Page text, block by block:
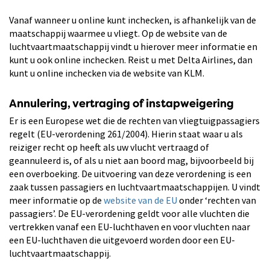
Vanaf wanneer u online kunt inchecken, is afhankelijk van de
maatschappij waarmee u vliegt. Op de website van de
luchtvaartmaatschappij vindt u hierover meer informatie en
kunt u ook online inchecken. Reist u met Delta Airlines, dan
kunt u online inchecken via de website van KLM.
Annulering, vertraging of instapweigering
Er is een Europese wet die de rechten van vliegtuigpassagiers
regelt (EU-verordening 261/2004). Hierin staat waar u als
reiziger recht op heeft als uw vlucht vertraagd of
geannuleerd is, of als u niet aan boord mag, bijvoorbeeld bij
een overboeking. De uitvoering van deze verordening is een
zaak tussen passagiers en luchtvaartmaatschappijen. U vindt
meer informatie op de website van de EU onder ‘rechten van
passagiers’. De EU-verordening geldt voor alle vluchten die
vertrekken vanaf een EU-luchthaven en voor vluchten naar
een EU-luchthaven die uitgevoerd worden door een EU-
luchtvaartmaatschappij.